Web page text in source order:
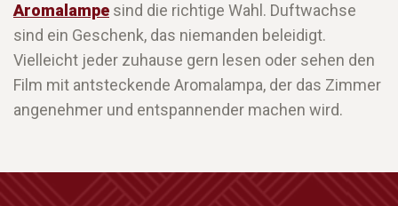
Aromalampe sind die richtige Wahl. Duftwachse
sind ein Geschenk, das niemanden beleidigt.
Vielleicht jeder zuhause gern lesen oder sehen den
Film mit antsteckende Aromalampa, der das Zimmer
angenehmer und entspannender machen wird.